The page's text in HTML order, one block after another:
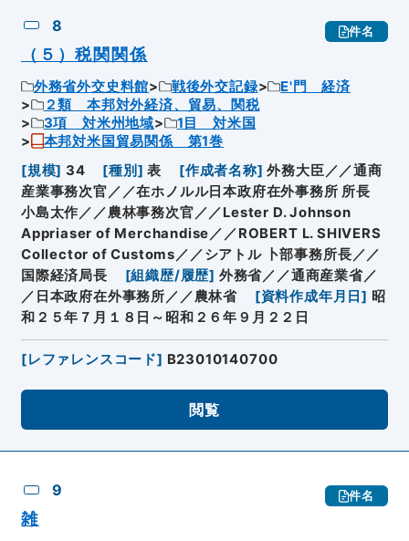
8 件名
（５）税関関係
外務省外交史料館 戦後外交記録
E'門 経済
２類 本邦対外経済、貿易、関税
3項 対米州地域
1目 対米国
本邦対米国貿易関係 第1巻
[規模] 34 [種別 ] 表 [作成者名称] 外務大臣／／通商
産業事務次官／／在ホノルル日本政府在外事務所 所長
小島太作／／農林事務次官／／Lester D. Johnson
Appriaser of Merchandise／／ROBERT L. SHIVERS
Collector of Customs／／シアトル 卜部事務所長／／
国際経済局長
[組織歴/履歴] 外務省／／通商産業省／
／日本政府在外事務所／／農林省
[資料作成年月日] 昭
和２５年７月１８日～昭和２６年９月２２日
[レファレンスコード] B23010140700
閲覧
9 件名
雑